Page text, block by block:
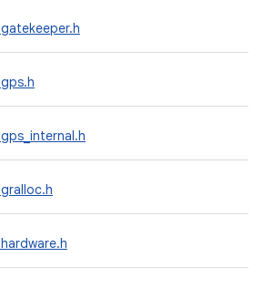
gatekeeper.h
gps.h
gps_internal.h
gralloc.h
hardware.h